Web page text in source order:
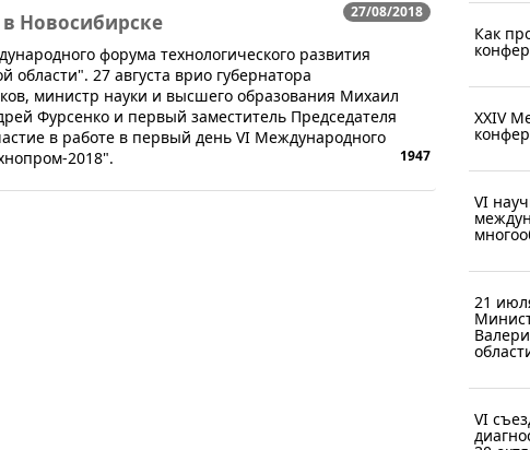
27/08/2018
Новосибирске
форума технологического развития
27 августа врио губернатора
министр науки и высшего образования Михаил
Фурсенко и первый заместитель Председателя
в работе в первый день VI Международного
2018".
1947
Как
XXIV
VI
21
VI